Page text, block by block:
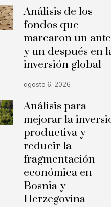
Análisis de los
fondos que
marcaron un
y un después en
inversión global
agosto 6, 2026
Análisis para
mejorar la
productiva y
reducir la
fragmentación
económica en
Bosnia y
Herzegovina